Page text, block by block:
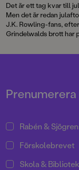
Det är ett tag kvar till
Men det är redan
J.K. Rowling-fans,
Grindelwalds brott har
Rabén &
Förskolebrevet
Skola &